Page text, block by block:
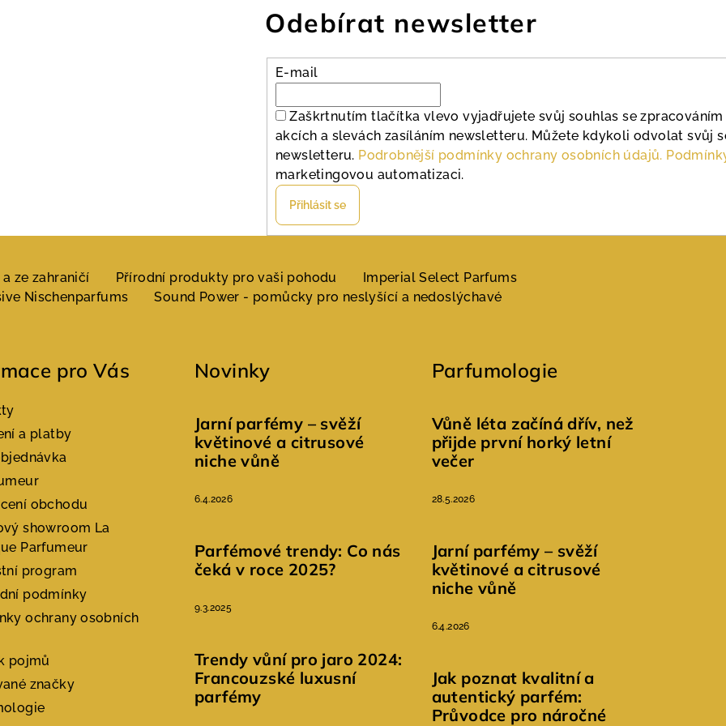
Odebírat newsletter
E-mail
Zaškrtnutím tlačítka vlevo vyjadřujete svůj souhlas se
akcích a slevách zasíláním newsletteru. Můžete kdykoli odvolat svůj
newsletteru. Podrobnější podmínky ochrany osobních údajů.
marketingovou automatizaci.
Přihlásit se
ze zahraničí Přírodní produkty pro vaši pohodu
Imperial Select Parfums
Nischenparfums
Sound Power - pomůcky pro neslyšící a nedoslýchavé
pro Vás
a platby
obchodu
showroom La
Parfumeur
program
podmínky
ochrany osobních
pojmů
značky
Novinky
Jarní parfémy – svěží
květinové a citrusové
niche vůně
6.4.2026
Parfémové trendy: Co nás
čeká v roce 2025?
9.3.2025
Trendy vůní pro jaro 2024:
Francouzské luxusní
parfémy
Parfumologie
Vůně léta začíná dřív, než
přijde první horký letní
večer
28.5.2026
Jarní parfémy – svěží
květinové a citrusové
niche vůně
6.4.2026
Jak poznat kvalitní a
autentický parfém:
Průvodce pro náročné